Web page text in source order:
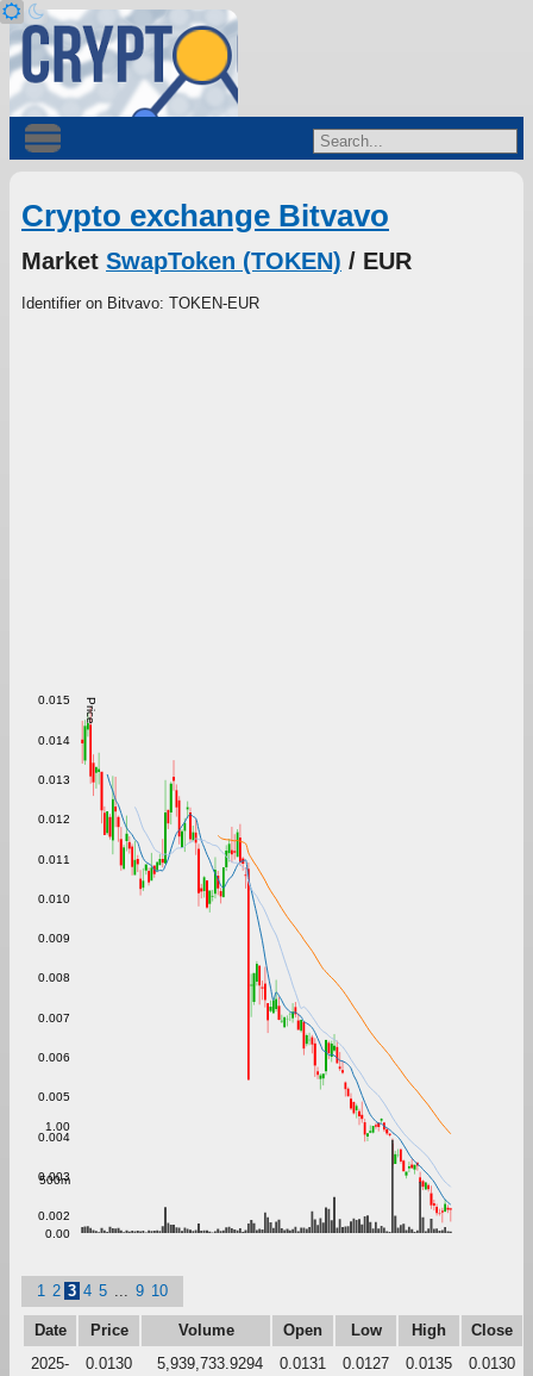
Crypto exchange Bitvavo
Market SwapToken (TOKEN) / EUR
Identifier on Bitvavo: TOKEN-EUR
Price
0.002
0.003
0.004
0.005
0.006
0.007
0.008
0.009
0.010
0.011
0.012
0.013
0.014
0.015
0.00
500m
1.00
1 2 3 4 5 9 10
Date Price Volume Open Low High
Close
2025-
0.0130
5,939,733.9294
0.0131
0.0127
0.0135
0.0130